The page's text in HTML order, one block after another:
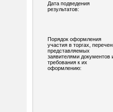
Дата подведения
результатов:
Порядок оформления
участия в торгах,
представляемых
заявителями документов
требования к их
оформлению: